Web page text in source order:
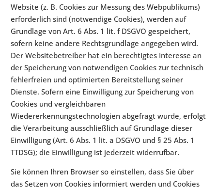
Website (z. B. Cookies zur Messung des Webpublikums)
erforderlich sind (notwendige Cookies), werden auf
Grundlage von Art. 6 Abs. 1 lit. f DSGVO gespeichert,
sofern keine andere Rechtsgrundlage angegeben wird.
Der Websitebetreiber hat ein berechtigtes Interesse an
der Speicherung von notwendigen Cookies zur technisch
fehlerfreien und optimierten Bereitstellung seiner
Dienste. Sofern eine Einwilligung zur Speicherung von
Cookies und vergleichbaren
Wiedererkennungstechnologien abgefragt wurde, erfolgt
die Verarbeitung ausschließlich auf Grundlage dieser
Einwilligung (Art. 6 Abs. 1 lit. a DSGVO und § 25 Abs. 1
TTDSG); die Einwilligung ist jederzeit widerrufbar.
Sie können Ihren Browser so einstellen, dass Sie über
das Setzen von Cookies informiert werden und Cookies